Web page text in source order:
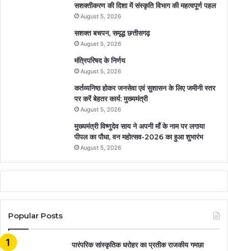
सशक्तीकरण की दिशा में संस्कृति विभाग की महत्वपूर्ण पहल
August 5, 2026
सशक्त बचपन, समृद्ध छत्तीसगढ़
August 5, 2026
मंत्रिपरिषद के निर्णय
August 5, 2026
कर्तव्यनिष्ठ होकर जनसेवा एवं सुशासन के लिए जमीनी स्तर
पर करें बेहतर कार्य: मुख्यमंत्री
August 5, 2026
मुख्यमंत्री विष्णुदेव साय ने अपनी माँ के नाम पर लगाया
पीपल का पौधा, वन महोत्सव-2026 का हुआ शुभारंभ
August 5, 2026
Popular Posts
​​​​​​​पारंपरिक सांस्कृतिक धरोहर का प्रतीक राजकीय गमछा